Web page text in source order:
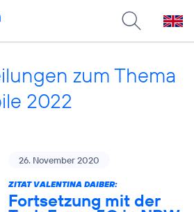
zum Thema
2022
26. November 2020
ZITAT VALENTINA DAIBER:
Fortsetzung mit der